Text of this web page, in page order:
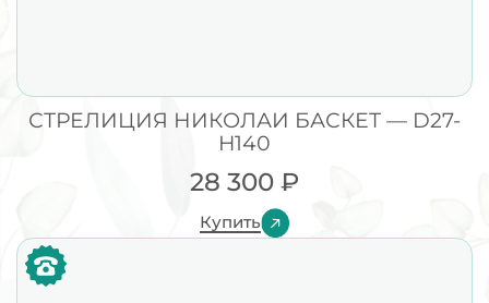
СТРЕЛИЦИЯ НИКОЛАИ БАСКЕТ — D27-
H140
28 300 ₽
Купить